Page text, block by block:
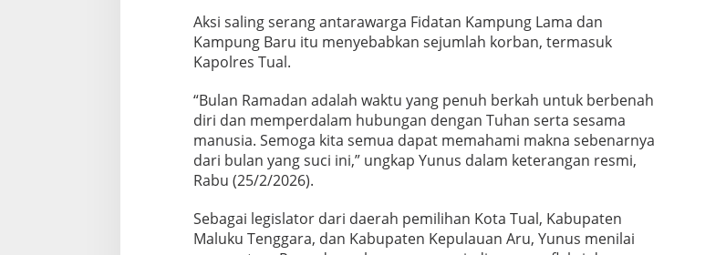
P
R
D
M
l
u
k
u
S
e
u
k
a
Aksi saling serang antarawarga Fidatan Kampung Lama dan
Kampung Baru itu menyebabkan sejumlah korban, termasuk
Kapolres Tual.
“Bulan Ramadan adalah waktu yang penuh berkah untuk berbenah
diri dan memperdalam hubungan dengan Tuhan serta sesama
manusia. Semoga kita semua dapat memahami makna sebenarnya
dari bulan yang suci ini,” ungkap Yunus dalam keterangan resmi,
Rabu (25/2/2026).
Sebagai legislator dari daerah pemilihan Kota Tual, Kabupaten
Maluku Tenggara, dan Kabupaten Kepulauan Aru, Yunus menilai